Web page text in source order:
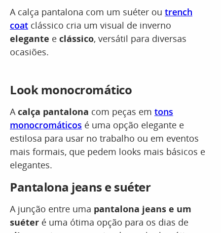
A calça pantalona com um suéter ou trench
coat clássico cria um visual de inverno
elegante e clássico, versátil para diversas
ocasiões.
Look monocromático
Acalça pantalona com peças em tons
monocromáticos é uma opção elegante e
estilosa para usar no trabalho ou em eventos
mais formais, que pedem looks mais básicos e
elegantes.
Pantalona jeans e suéter
A junção entre uma pantalona jeans e um
suéter é uma ótima opção para os dias de